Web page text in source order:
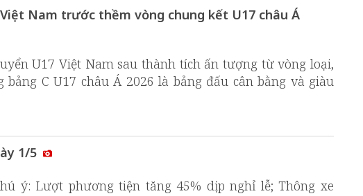
Nam trước thềm vòng chung kết U17 châu Á
U17 Việt Nam sau thành tích ấn tượng từ vòng loại,
C U17 châu Á 2026 là bảng đấu cân bằng và giàu
1/5
ý: Lượt phương tiện tăng 45% dịp nghỉ lễ; Thông xe